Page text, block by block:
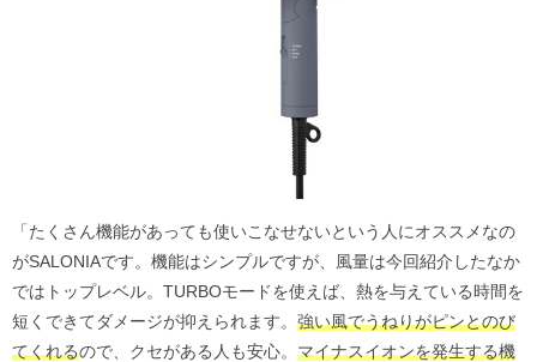
「たくさん機能があっても使いこなせないという人にオススメなの
がSALONIAです。機能はシンプルですが、風量は今回紹介したなか
ではトップレベル。TURBOモードを使えば、熱を与えている時間を
短くできてダメージが抑えられます。 強い風でうねりがピンとのび
てくれるので、クセがある人も安心。 マイナスイオンを発生する機